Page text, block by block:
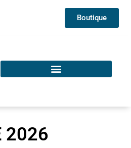
Boutique
2026